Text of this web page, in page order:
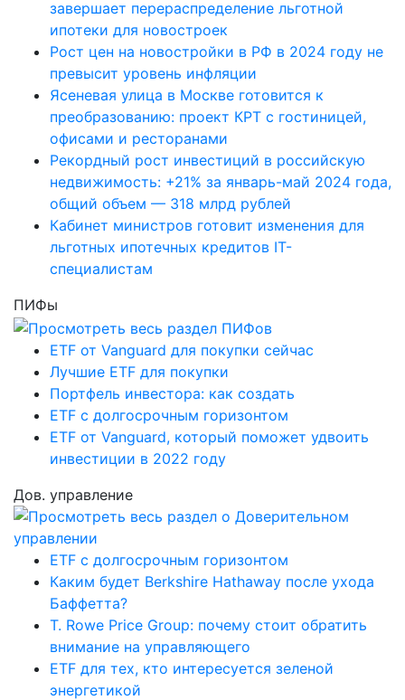
завершает перераспределение льготной
ипотеки для новостроек
Рост цен на новостройки в РФ в 2024 году не
превысит уровень инфляции
Ясеневая улица в Москве готовится к
преобразованию: проект КРТ с гостиницей,
офисами и ресторанами
Рекордный рост инвестиций в российскую
недвижимость: +21% за январь-май 2024 года,
общий объем — 318 млрд рублей
Кабинет министров готовит изменения для
льготных ипотечных кредитов IT-
специалистам
ПИФы
ETF от Vanguard для покупки сейчас
Лучшие ETF для покупки
Портфель инвестора: как создать
ETF с долгосрочным горизонтом
ETF от Vanguard, который поможет удвоить
инвестиции в 2022 году
Дов. управление
ETF с долгосрочным горизонтом
Каким будет Berkshire Hathaway после ухода
Баффетта?
T. Rowe Price Group: почему стоит обратить
внимание на управляющего
ETF для тех, кто интересуется зеленой
энергетикой